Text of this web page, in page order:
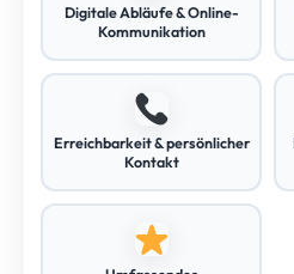
Digitale Abläufe & Online-
Kommunikation
Erreichbarkeit & persönlicher
Kontakt